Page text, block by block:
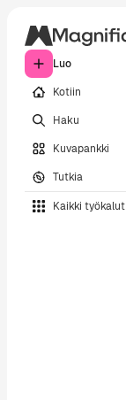
Luo
Kotiin
Haku
Kuvapankki
Tutkia
Kaikki työkalut